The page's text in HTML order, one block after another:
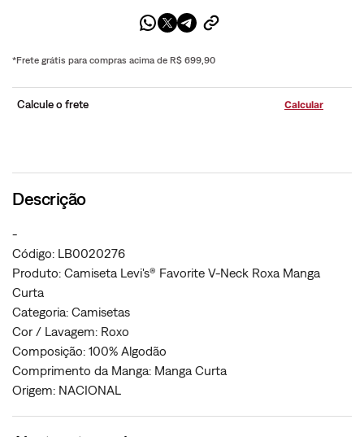
*Frete grátis para compras acima de R$ 699,90
Calcule o frete
Descrição
-
Código: LB0020276
Produto: Camiseta Levi's® Favorite V-Neck Roxa Manga
Curta
Categoria: Camisetas
Cor / Lavagem: Roxo
Composição: 100% Algodão
Comprimento da Manga: Manga Curta
Origem: NACIONAL